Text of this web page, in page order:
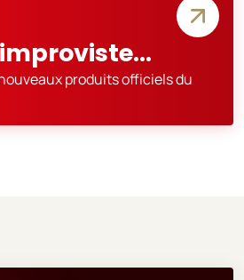
produits officiels du